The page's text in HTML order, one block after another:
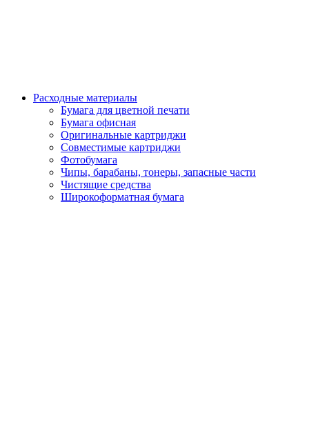
Расходные материалы
Бумага для цветной печати
Бумага офисная
Оригинальные картриджи
Совместимые картриджи
Фотобумага
Чипы, барабаны, тонеры, запасные части
Чистящие средства
Широкоформатная бумага